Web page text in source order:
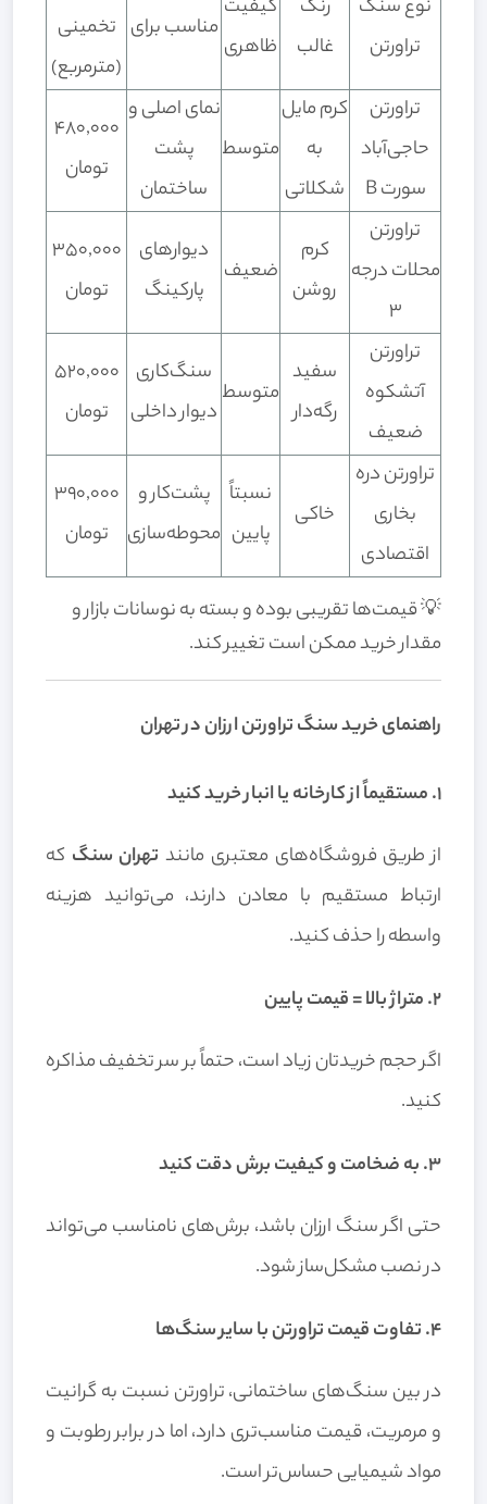
نوع سنگ
تراورتن
رنگ
غالب
کیفیت
ظاهری
مناسب برای تخمینی
(مترمربع)
تراورتن
حاجی‌آباد
سورت B
کرم مایل
به
شکلاتی
متوسط
نمای اصلی و
پشت
ساختمان
480,000
تومان
تراورتن
محلات درجه
۳
کرم
روشن
ضعیف
دیوارهای
پارکینگ
350,000
تومان
تراورتن
آتشکوه
ضعیف
سفید
رگه‌دار
متوسط
سنگ‌کاری
دیوار داخلی
520,000
تومان
تراورتن دره
بخاری
اقتصادی
خاکی
نسبتاً
پایین
پشت‌کار و
محوطه‌سازی
390,000
تومان
💡 قیمت‌ها تقریبی بوده و بسته به نوسانات بازار و
مقدار خرید ممکن است تغییر کند.
راهنمای خرید سنگ تراورتن ارزان در تهران
1. مستقیماً از کارخانه یا انبار خرید کنید
از طریق فروشگاه‌های معتبری مانند تهران سنگ که
ارتباط مستقیم با معادن دارند، می‌توانید هزینه
واسطه را حذف کنید.
2. متراژ بالا = قیمت پایین
اگر حجم خریدتان زیاد است، حتماً بر سر تخفیف مذاکره
کنید.
3. به ضخامت و کیفیت برش دقت کنید
حتی اگر سنگ ارزان باشد، برش‌های نامناسب می‌تواند
در نصب مشکل‌ساز شود.
4. تفاوت قیمت تراورتن با سایر سنگ‌ها
در بین سنگ‌های ساختمانی، تراورتن نسبت به گرانیت
و مرمریت، قیمت مناسب‌تری دارد، اما در برابر رطوبت و
مواد شیمیایی حساس‌تر است.